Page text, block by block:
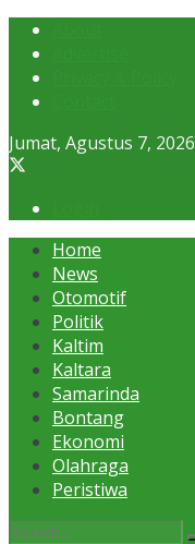
Jumat, Agustus 7, 2026
Home
News
Otomotif
Politik
Kaltim
Kaltara
Samarinda
Bontang
Ekonomi
Olahraga
Peristiwa